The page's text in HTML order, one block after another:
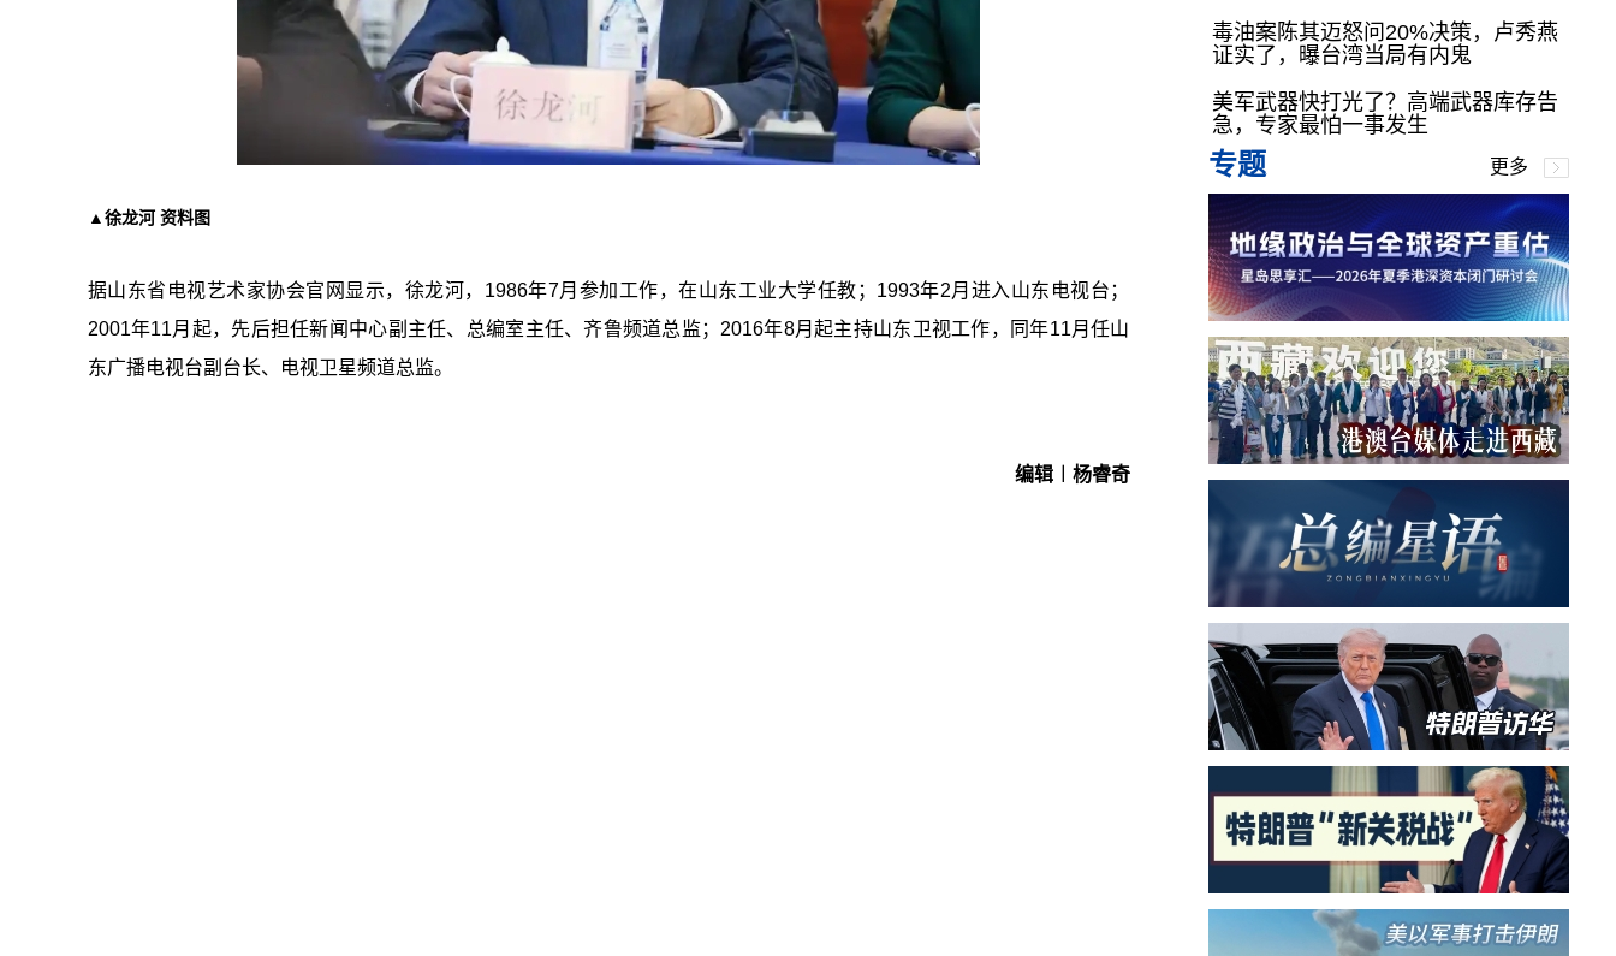
▲徐龙河 资料图
据山东省电视艺术家协会官网显示，徐龙河，1986年7月参加工作，在山东工业大学任教；1993年2月进入山东电视台；
2001年11月起，先后担任新闻中心副主任、总编室主任、齐鲁频道总监；2016年8月起主持山东卫视工作，同年11月任山
东广播电视台副台长、电视卫星频道总监。
编辑︱杨睿奇
毒油案陈其迈怒问20%决策，卢秀燕
证实了，曝台湾当局有内鬼
美军武器快打光了？高端武器库存告
急，专家最怕一事发生
专题 更多